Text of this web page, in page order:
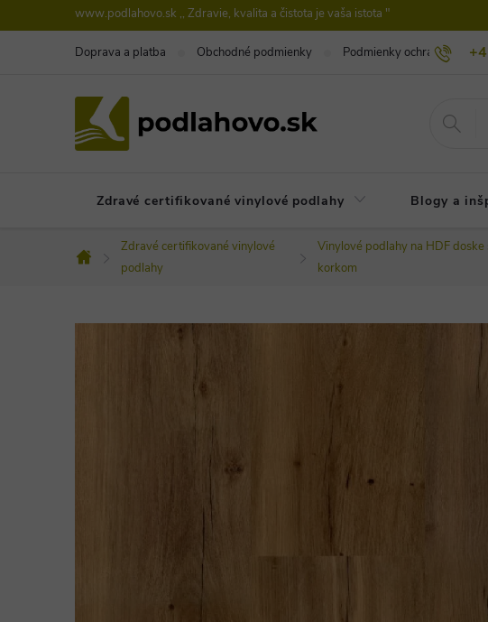
na
www.podlahovo.sk ,, Zdravie, kvalita a čistota je vaša istota "
Doprava a platba Obchodné podmienky Podmienky ochrany
Zdravé certifikované vinylové podlahy Blogy a
Domov
Zdravé certifikované vinylové
podlahy
Vinylové podlahy na HDF doske
korkom